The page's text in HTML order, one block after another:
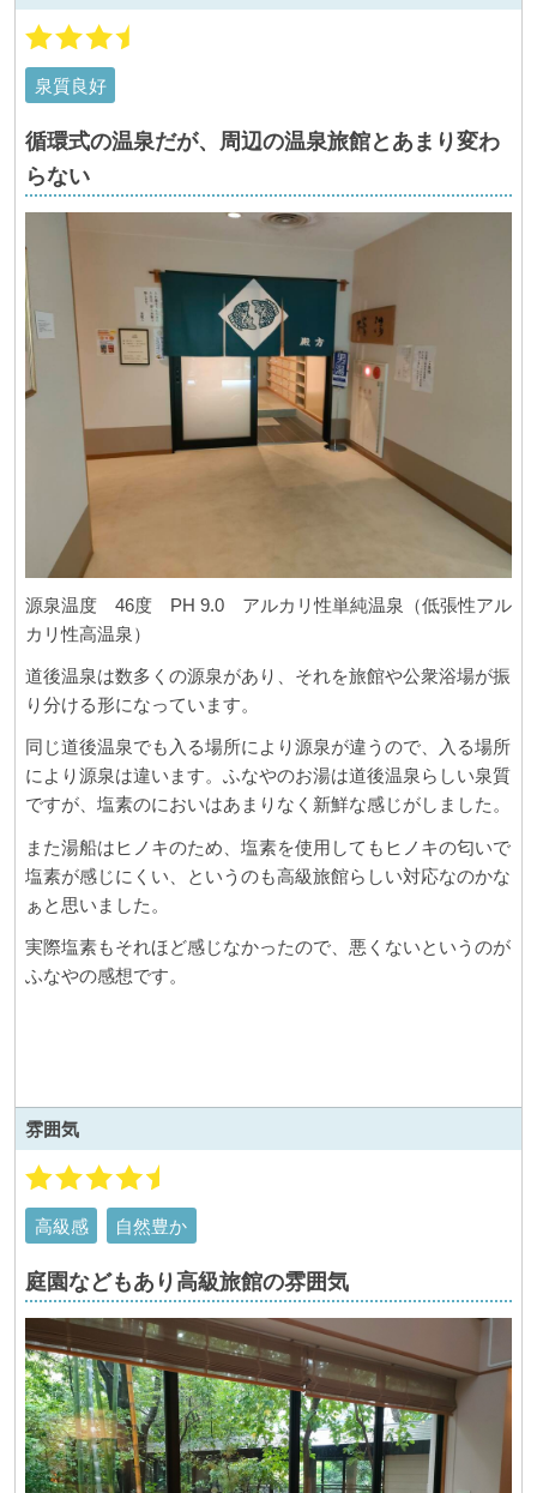
泉質良好
循環式の温泉だが、周辺の温泉旅館とあまり変わ
らない
源泉温度 46度 PH 9.0 アルカリ性単純温泉（低張性アル
カリ性高温泉）
道後温泉は数多くの源泉があり、それを旅館や公衆浴場が振
り分ける形になっています。
同じ道後温泉でも入る場所により源泉が違うので、入る場所
により源泉は違います。ふなやのお湯は道後温泉らしい泉質
ですが、塩素のにおいはあまりなく新鮮な感じがしました。
また湯船はヒノキのため、塩素を使用してもヒノキの匂いで
塩素が感じにくい、というのも高級旅館らしい対応なのかな
ぁと思いました。
実際塩素もそれほど感じなかったので、悪くないというのが
ふなやの感想です。
雰囲気
高級感 自然豊か
庭園などもあり高級旅館の雰囲気